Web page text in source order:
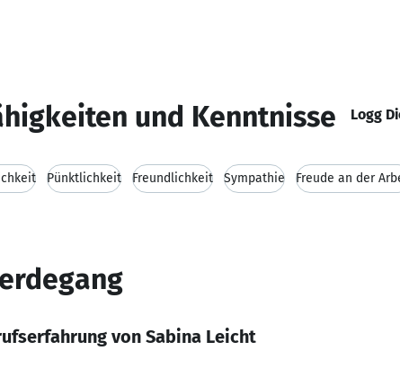
und Kenntnisse Logg
Pünktlichkeit Freundlichkeit Sympathie Freude an der
von Sabina Leicht